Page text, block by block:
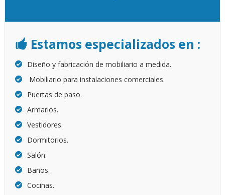
ContactoEstamos especializados en :
Diseño y fabricación de mobiliario a medida.
Mobiliario para instalaciones comerciales.
Puertas de paso.
Armarios.
Vestidores.
Dormitorios.
Salón.
Baños.
Cocinas.